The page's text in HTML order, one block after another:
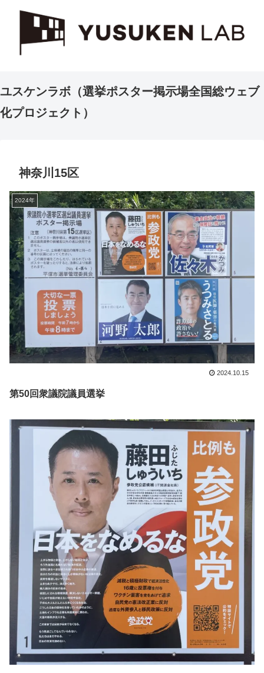
ユスケンラボ（選挙ポスター掲示場全国総ウェブ
化プロジェクト）
神奈川15区
2024年
2024.10.15
第50回衆議院議員選挙